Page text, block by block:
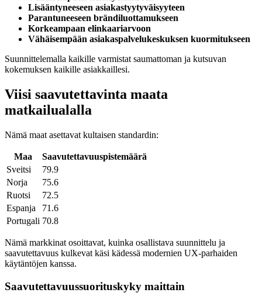
Lisääntyneeseen asiakastyytyväisyyteen
Parantuneeseen brändiluottamukseen
Korkeampaan elinkaariarvoon
Vähäisempään asiakaspalvelukeskuksen kuormitukseen
Suunnittelemalla kaikille varmistat saumattoman ja kutsuvan
kokemuksen kaikille asiakkaillesi.
Viisi saavutettavinta maata
matkailualalla
Nämä maat asettavat kultaisen standardin:
Maa
Saavutettavuuspistemäärä
Sveitsi
79.9
Norja
75.6
Ruotsi
72.5
Espanja
71.6
Portugali 70.8
Nämä markkinat osoittavat, kuinka osallistava suunnittelu ja
saavutettavuus kulkevat käsi kädessä modernien UX-parhaiden
käytäntöjen kanssa.
Saavutettavuussuorituskyky maittain